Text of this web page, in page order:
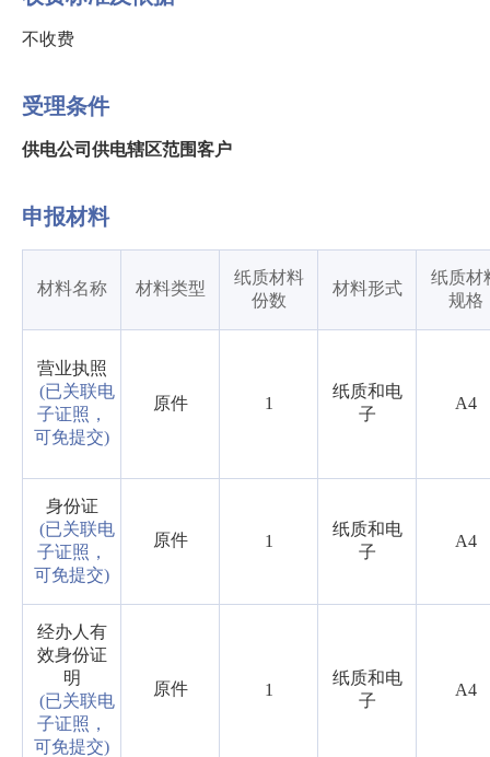
不收费
受理条件
供电公司供电辖区范围客户
申报材料
材料名称 材料类型
纸质材料
份数
材料形式
纸质材
规格
营业执照
(已关联电
子证照，
可免提交)
原件 1
纸质和电
子
A4
身份证
(已关联电
子证照，
可免提交)
原件 1
纸质和电
子
A4
经办人有
效身份证
明
(已关联电
子证照，
可免提交)
原件 1
纸质和电
子
A4